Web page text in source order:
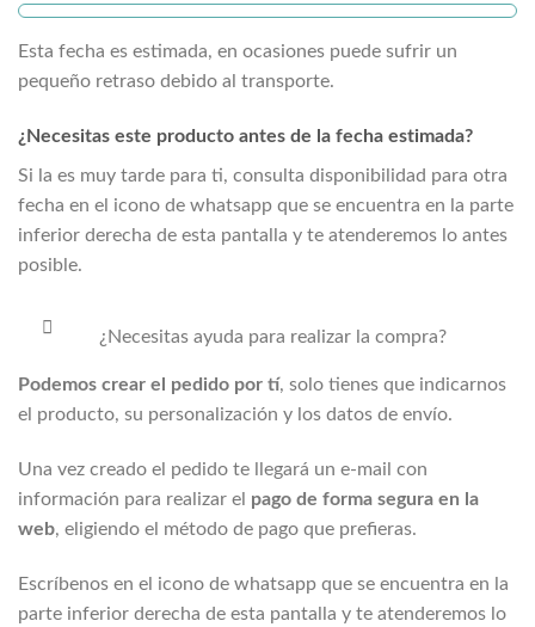
Esta fecha es estimada, en ocasiones puede sufrir un
pequeño retraso debido al transporte.
¿Necesitas este producto antes de la fecha estimada?
Si la es muy tarde para ti, consulta disponibilidad para otra
fecha en el icono de whatsapp que se encuentra en la parte
inferior derecha de esta pantalla y te atenderemos lo antes
posible.
¿Necesitas ayuda para realizar la compra?
Podemos crear el pedido por tí, solo tienes que indicarnos
el producto, su personalización y los datos de envío.
Una vez creado el pedido te llegará un e-mail con
información para realizar el pago de forma segura en la
web, eligiendo el método de pago que prefieras.
Escríbenos en el icono de whatsapp que se encuentra en la
parte inferior derecha de esta pantalla y te atenderemos lo